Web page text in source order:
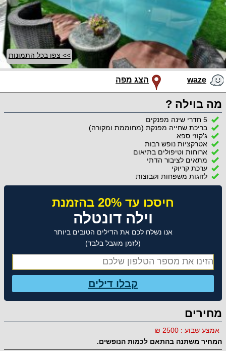
>> צפו בכל התמונות
waze הצג מפה
מה בוילה ?
5 חדרי שינה מפנקים
בריכת שחייה מפנקת (מחוממת ומקורה)
ג'קוזי ספא
אטרקציות נופש רבות
ארוחות וטיפולים בתיאום
מתאים לציבור הדתי
ערכת קריוקי
לזוגות משפחות וקבוצות
חיסכו עד 20% בהזמנת
וילה דונטלה
אנו נשלח לכם את הדילים הטובים ביותר
(לזמן מוגבל בלבד)
קבלו דילים
מחירים
אמצע שבוע : 2500 ₪
המחיר משתנה בהתאם לכמות הנופשים.